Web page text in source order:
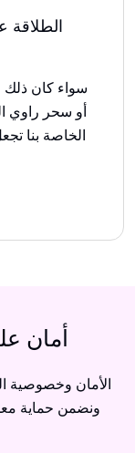
الطلاقة
سواء كان ذلك
أمان
الأمان وخصوصية